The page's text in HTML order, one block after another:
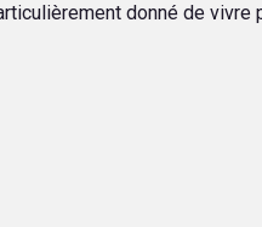
donné de vivre